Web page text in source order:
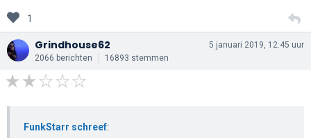
1
Grindhouse62
2066 berichten 16893 stemmen
5 januari 2019, 12:45 uur
FunkStarr schreef: